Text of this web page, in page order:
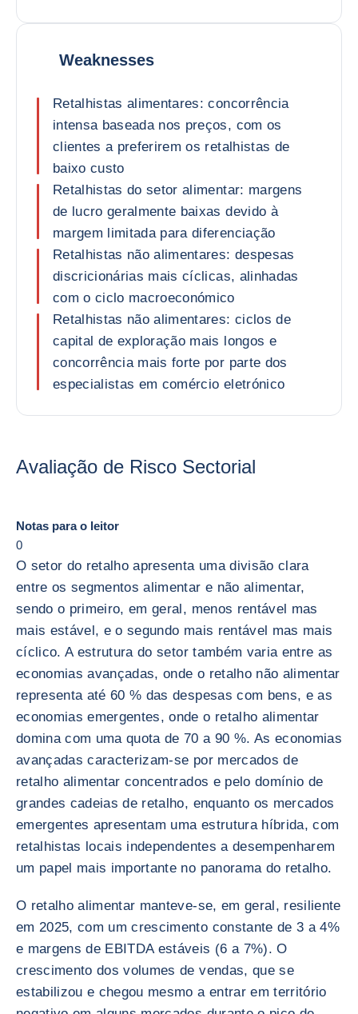
Weaknesses
Retalhistas alimentares: concorrência
intensa baseada nos preços, com os
clientes a preferirem os retalhistas de
baixo custo
Retalhistas do setor alimentar: margens
de lucro geralmente baixas devido à
margem limitada para diferenciação
Retalhistas não alimentares: despesas
discricionárias mais cíclicas, alinhadas
com o ciclo macroeconómico
Retalhistas não alimentares: ciclos de
capital de exploração mais longos e
concorrência mais forte por parte dos
especialistas em comércio eletrónico
Avaliação de Risco Sectorial
Notas para o leitor
0
O setor do retalho apresenta uma divisão clara
entre os segmentos alimentar e não alimentar,
sendo o primeiro, em geral, menos rentável mas
mais estável, e o segundo mais rentável mas mais
cíclico. A estrutura do setor também varia entre as
economias avançadas, onde o retalho não alimentar
representa até 60 % das despesas com bens, e as
economias emergentes, onde o retalho alimentar
domina com uma quota de 70 a 90 %. As economias
avançadas caracterizam-se por mercados de
retalho alimentar concentrados e pelo domínio de
grandes cadeias de retalho, enquanto os mercados
emergentes apresentam uma estrutura híbrida, com
retalhistas locais independentes a desempenharem
um papel mais importante no panorama do retalho.
O retalho alimentar manteve-se, em geral, resiliente
em 2025, com um crescimento constante de 3 a 4%
e margens de EBITDA estáveis (6 a 7%). O
crescimento dos volumes de vendas, que se
estabilizou e chegou mesmo a entrar em território